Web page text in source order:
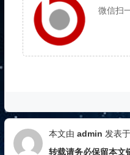
微信扫
本文由 admin 发表
转载请务必保留本文